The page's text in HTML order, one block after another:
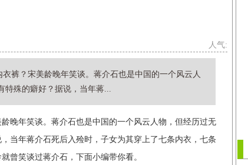
人气:
裤？宋美龄晚年笑谈。蒋介石也是中国的一个风云人
殊的癖好？据说，当年蒋...
晚年笑谈。蒋介石也是中国的一个风云人物，但经历过无
当年蒋介石死后入殓时，子女为其穿上了七条内衣，七条
曾笑谈过蒋介石，下面小编带你看。